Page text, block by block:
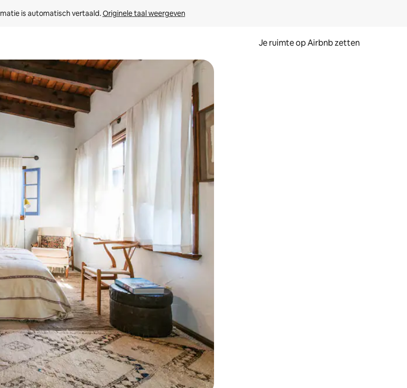
is automatisch vertaald. Originele taal weergeven
Je ruimte op Airbnb zetten
pijltjestoetsen omhoog en omlaag, óf door te tikken of swipen.